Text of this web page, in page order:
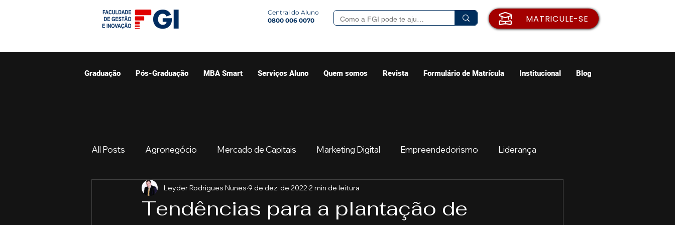
Central do Aluno
0800 006 0070
MATRICULE-SE
Graduação Pós-Graduação MBA Smart Serviços Aluno Quem somos Revista Formulário de Matrícula Institucional Blog
All Posts Agronegócio Mercado de Capitais Marketing Digital Empreendedorismo Liderança
Graduação Resumo do Mercado Sua comunidade
Tendências para a plantação de
Leyder Rodrigues Nunes 9 de dez. de 2022 2 min de leitura